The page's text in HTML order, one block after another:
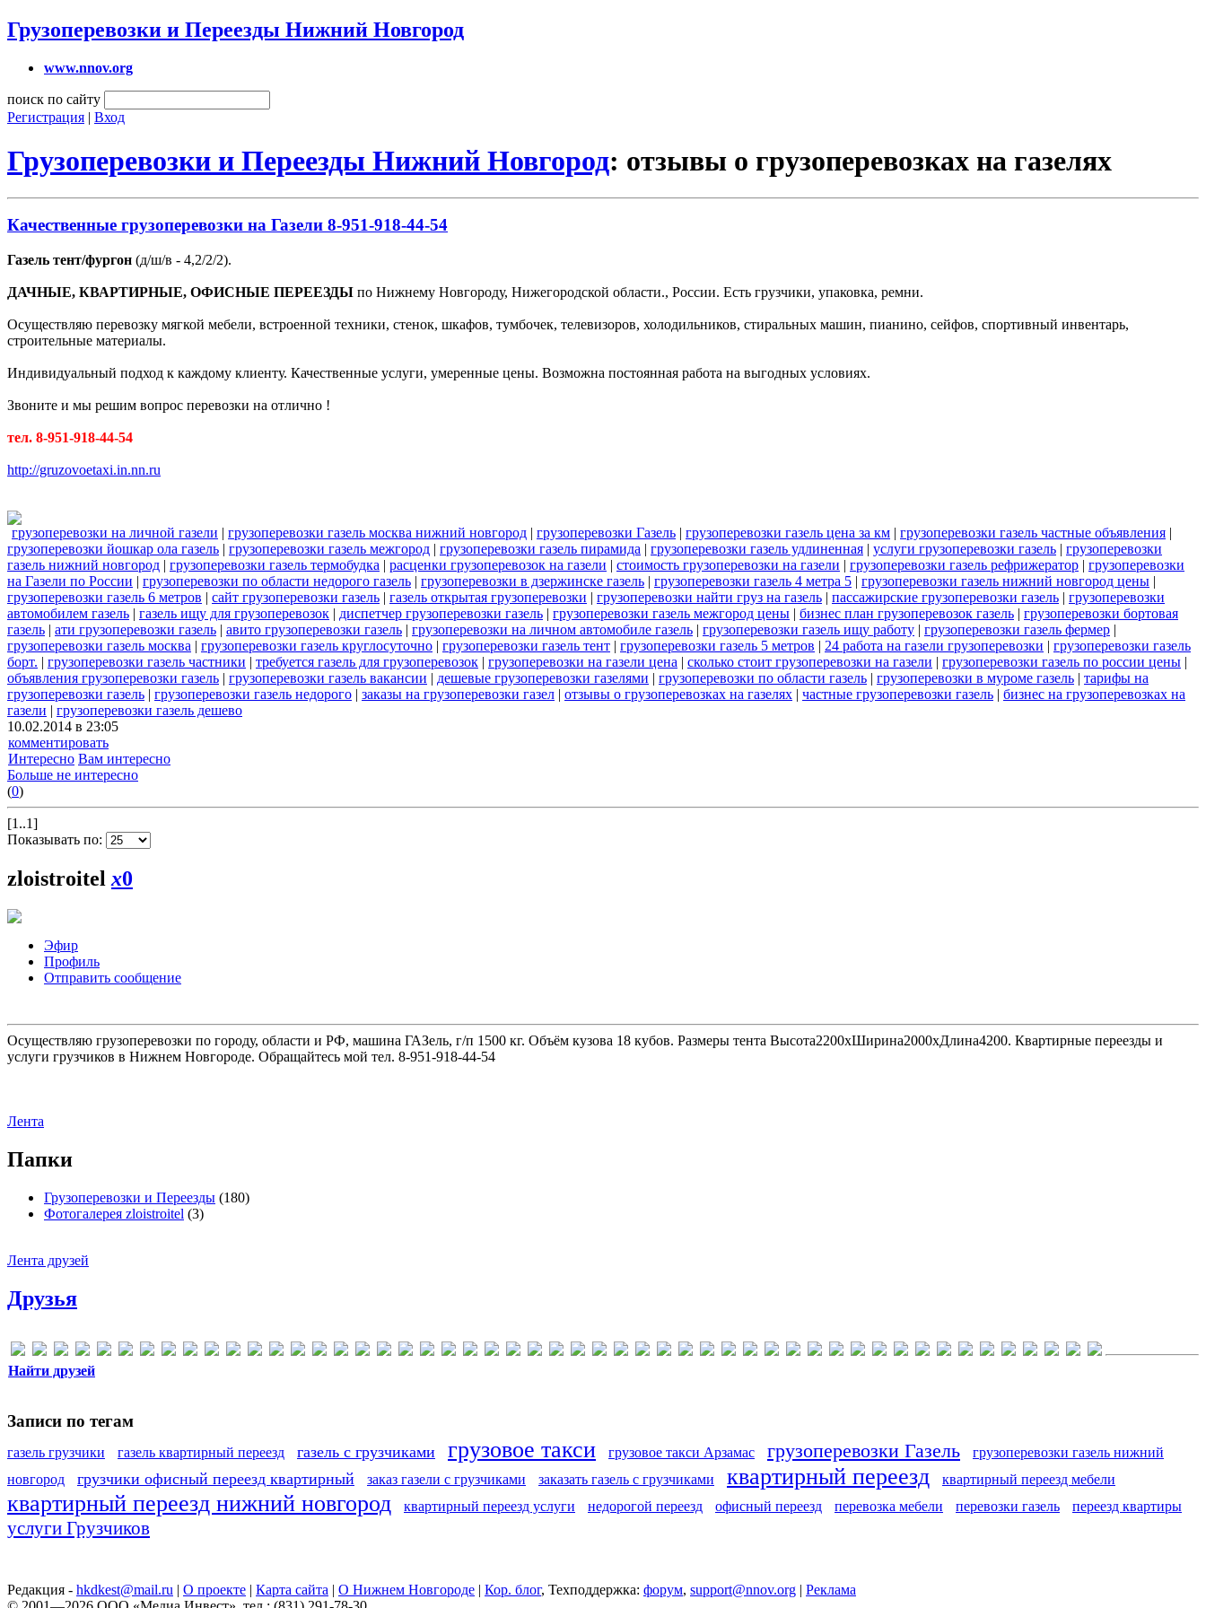
Грузоперевозки и Переезды Нижний Новгород
www.nnov.org
поиск по сайту
Регистрация | Вход
Грузоперевозки и Переезды Нижний Новгород: отзывы о грузоперевозках на газелях
Качественные грузоперевозки на Газели 8-951-918-44-54
Газель тент/фургон (д/ш/в - 4,2/2/2).
ДАЧНЫЕ, КВАРТИРНЫЕ, ОФИСНЫЕ ПЕРЕЕЗДЫ по Нижнему Новгороду, Нижегородской области., России. Есть грузчики, упаковка, ремни.
Осуществляю перевозку мягкой мебели, встроенной техники, стенок, шкафов, тумбочек, телевизоров, холодильников, стиральных машин, пианино, сейфов, спортивный инвентарь,
строительные материалы.
Индивидуальный подход к каждому клиенту. Качественные услуги, умеренные цены. Возможна постоянная работа на выгодных условиях.
Звоните и мы решим вопрос перевозки на отлично !
тел. 8-951-918-44-54
http://gruzovoetaxi.in.nn.ru
грузоперевозки на личной газели | грузоперевозки газель москва нижний новгород | грузоперевозки Газель | грузоперевозки газель цена за км | грузоперевозки газель частные объявления |
грузоперевозки йошкар ола газель | грузоперевозки газель межгород | грузоперевозки газель пирамида | грузоперевозки газель удлиненная | услуги грузоперевозки газель | грузоперевозки
газель нижний новгород | грузоперевозки газель термобудка | расценки грузоперевозок на газели | стоимость грузоперевозки на газели | грузоперевозки газель рефрижератор | грузоперевозки
на Газели по России | грузоперевозки по области недорого газель | грузоперевозки в дзержинске газель | грузоперевозки газель 4 метра 5 | грузоперевозки газель нижний новгород цены |
грузоперевозки газель 6 метров | сайт грузоперевозки газель | газель открытая грузоперевозки | грузоперевозки найти груз на газель | пассажирские грузоперевозки газель | грузоперевозки
автомобилем газель | газель ищу для грузоперевозок | диспетчер грузоперевозки газель | грузоперевозки газель межгород цены | бизнес план грузоперевозок газель | грузоперевозки бортовая
газель | ати грузоперевозки газель | авито грузоперевозки газель | грузоперевозки на личном автомобиле газель | грузоперевозки газель ищу работу | грузоперевозки газель фермер |
грузоперевозки газель москва | грузоперевозки газель круглосуточно | грузоперевозки газель тент | грузоперевозки газель 5 метров | 24 работа на газели грузоперевозки | грузоперевозки газель
борт. | грузоперевозки газель частники | требуется газель для грузоперевозок | грузоперевозки на газели цена | сколько стоит грузоперевозки на газели | грузоперевозки газель по россии цены |
объявления грузоперевозки газель | грузоперевозки газель вакансии | дешевые грузоперевозки газелями | грузоперевозки по области газель | грузоперевозки в муроме газель | тарифы на
грузоперевозки газель | грузоперевозки газель недорого | заказы на грузоперевозки газел | отзывы о грузоперевозках на газелях | частные грузоперевозки газель | бизнес на грузоперевозках на
газели | грузоперевозки газель дешево
10.02.2014 в 23:05
комментировать
Интересно Вам интересно
Больше не интересно
(0)
[1..1]
Показывать по:
zloistroitel x0
Эфир
Профиль
Отправить сообщение
Осуществляю грузоперевозки по городу, области и РФ, машина ГАЗель, г/п 1500 кг. Объём кузова 18 кубов. Размеры тента Высота2200хШирина2000хДлина4200. Квартирные переезды и
услуги грузчиков в Нижнем Новгороде. Обращайтесь мой тел. 8-951-918-44-54
Лента
Папки
Грузоперевозки и Переезды (180)
Фотогалерея zloistroitel (3)
Лента друзей
Друзья
Найти друзей
Записи по тегам
газель грузчики газель квартирный переезд газель с грузчиками грузовое такси грузовое такси Арзамас грузоперевозки Газель
грузоперевозки газель нижний
новгород
грузчики офисный переезд квартирный заказ газели с грузчиками заказать газель с грузчиками квартирный переезд квартирный переезд мебели
квартирный переезд нижний новгород квартирный переезд услуги недорогой переезд офисный переезд перевозка мебели перевозки газель переезд квартиры
услуги Грузчиков
Редакция - hkdkest@mail.ru | О проекте | Карта сайта | О Нижнем Новгороде | Кор. блог, Техподдержка: форум, support@nnov.org | Реклама